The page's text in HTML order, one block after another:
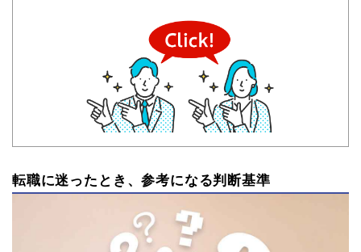
転職に迷ったとき、参考になる判断基準